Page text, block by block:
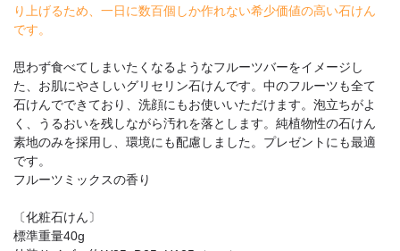
り上げるため、一日に数百個しか作れない希少価値の高い石けん
です。
思わず食べてしまいたくなるようなフルーツバーをイメージし
た、お肌にやさしいグリセリン石けんです。中のフルーツも全て
石けんでできており、洗顔にもお使いいただけます。泡立ちがよ
く、うるおいを残しながら汚れを落とします。純植物性の石けん
素地のみを採用し、環境にも配慮しました。プレゼントにも最適
です。
フルーツミックスの香り
〔化粧石けん〕
標準重量40g